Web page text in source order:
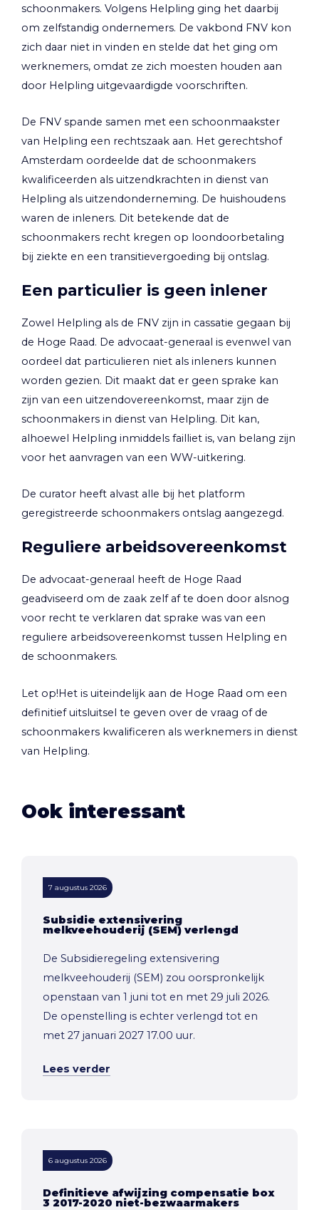
schoonmakers. Volgens Helpling ging het daarbij
om zelfstandig ondernemers. De vakbond FNV kon
zich daar niet in vinden en stelde dat het ging om
werknemers, omdat ze zich moesten houden aan
door Helpling uitgevaardigde voorschriften.
De FNV spande samen met een schoonmaakster
van Helpling een rechtszaak aan. Het gerechtshof
Amsterdam oordeelde dat de schoonmakers
kwalificeerden als uitzendkrachten in dienst van
Helpling als uitzendonderneming. De huishoudens
waren de inleners. Dit betekende dat de
schoonmakers recht kregen op loondoorbetaling
bij ziekte en een transitievergoeding bij ontslag.
Een particulier is geen inlener
Zowel Helpling als de FNV zijn in cassatie gegaan bij
de Hoge Raad. De advocaat-generaal is evenwel van
oordeel dat particulieren niet als inleners kunnen
worden gezien. Dit maakt dat er geen sprake kan
zijn van een uitzendovereenkomst, maar zijn de
schoonmakers in dienst van Helpling. Dit kan,
alhoewel Helpling inmiddels failliet is, van belang zijn
voor het aanvragen van een WW-uitkering.
De curator heeft alvast alle bij het platform
geregistreerde schoonmakers ontslag aangezegd.
Reguliere arbeidsovereenkomst
De advocaat-generaal heeft de Hoge Raad
geadviseerd om de zaak zelf af te doen door alsnog
voor recht te verklaren dat sprake was van een
reguliere arbeidsovereenkomst tussen Helpling en
de schoonmakers.
Let op!Het is uiteindelijk aan de Hoge Raad om een
definitief uitsluitsel te geven over de vraag of de
schoonmakers kwalificeren als werknemers in dienst
van Helpling.
Ook interessant
7 augustus 2026
Subsidie extensivering
melkveehouderij (SEM) verlengd
De Subsidieregeling extensivering
melkveehouderij (SEM) zou oorspronkelijk
openstaan van 1 juni tot en met 29 juli 2026.
De openstelling is echter verlengd tot en
met 27 januari 2027 17.00 uur.
Lees verder
6 augustus 2026
Definitieve afwijzing compensatie box
3 2017-2020 niet-bezwaarmakers